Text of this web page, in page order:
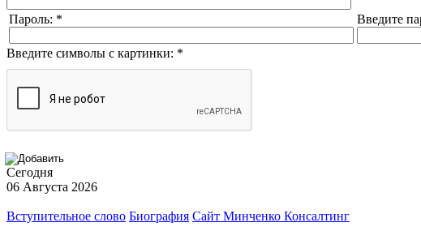
Пароль: * Введите
Введите символы с картинки: *
Сегодня
06 Августа 2026
Вступительное слово Биография Сайт Минченко Консалтинг